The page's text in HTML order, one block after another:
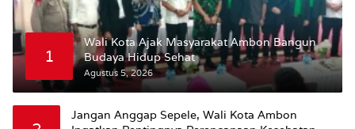
1
Wali Kota Ajak Masyarakat Ambon Bangun
Budaya Hidup Sehat
Agustus 5, 2026
Jangan Anggap Sepele, Wali Kota Ambon